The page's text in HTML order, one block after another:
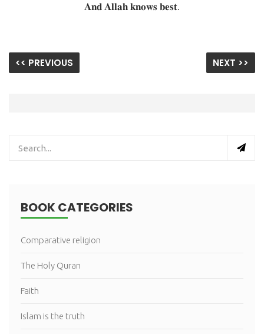
𝐀𝐧𝐝 𝐀𝐥𝐥𝐚𝐡 𝐤𝐧𝐨𝐰𝐬 𝐛𝐞𝐬𝐭.
<< PREVIOUS NEXT >>
BOOK CATEGORIES
Comparative religion
The Holy Quran
Faith
Islam is the truth